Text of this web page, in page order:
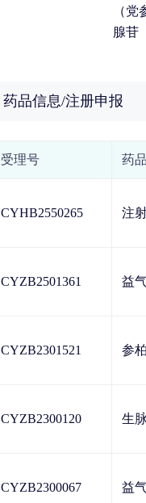
（
腺苷
药品信息/注册申报
受理号 药
CYHB2550265 注
CYZB2501361 益
CYZB2301521 参
CYZB2300120 生
CYZB2300067 益